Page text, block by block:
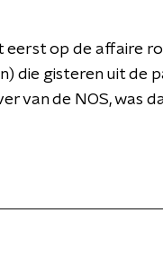
op de affaire
die gisteren uit de
van de NOS, was